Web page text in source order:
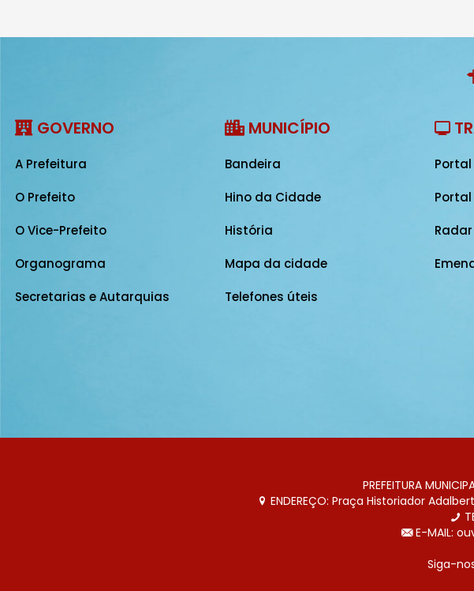
GOVERNO
A Prefeitura
O Prefeito
O Vice-Prefeito
Organograma
Secretarias e Autarquias
MUNICÍPIO
Bandeira
Hino da Cidade
História
Mapa da cidade
Telefones úteis
PREFEITURA
ENDEREÇO: Praça Historiador
E-MAIL:
Siga-